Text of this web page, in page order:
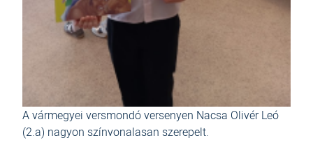
A vármegyei versmondó versenyen Nacsa Olivér Leó
(2.a) nagyon színvonalasan szerepelt.